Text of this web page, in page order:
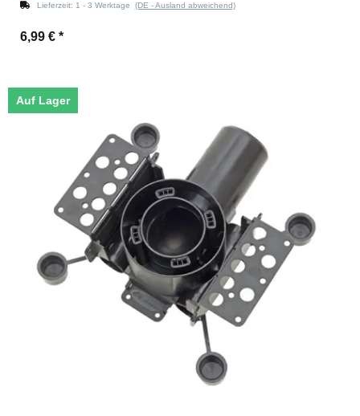
Lieferzeit: 1 - 3 Werktage (DE - Ausland abweichend)
6,99 € *
Auf Lager